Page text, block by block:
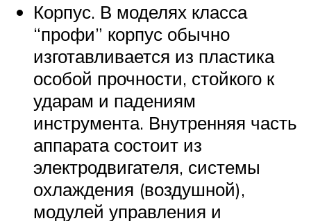
Корпус. В моделях класса
“профи” корпус обычно
изготавливается из пластика
особой прочности, стойкого к
ударам и падениям
инструмента. Внутренняя часть
аппарата состоит из
электродвигателя, системы
охлаждения (воздушной),
модулей управления и